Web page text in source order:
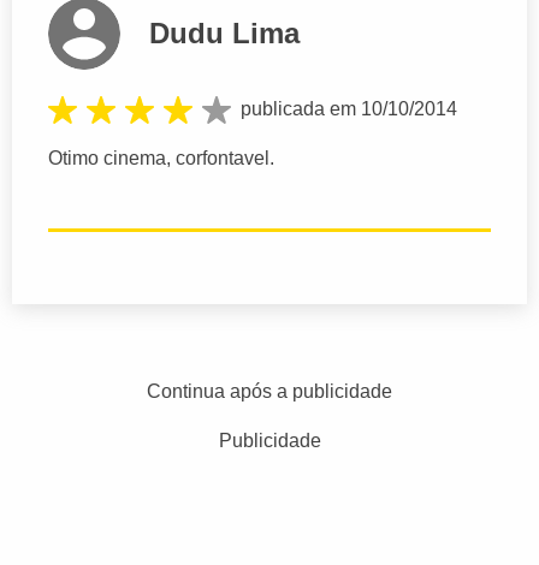
Dudu Lima
publicada em 10/10/2014
Otimo cinema, corfontavel.
Continua após a publicidade
Publicidade